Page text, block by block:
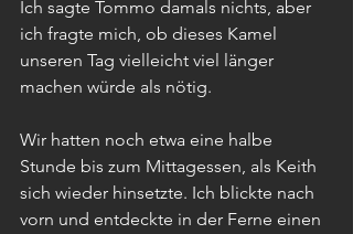
Ich sagte Tommo damals nichts, aber
ich fragte mich, ob dieses Kamel
unseren Tag vielleicht viel länger
machen würde als nötig.
Wir hatten noch etwa eine halbe
Stunde bis zum Mittagessen, als Keith
sich wieder hinsetzte. Ich blickte nach
vorn und entdeckte in der Ferne einen